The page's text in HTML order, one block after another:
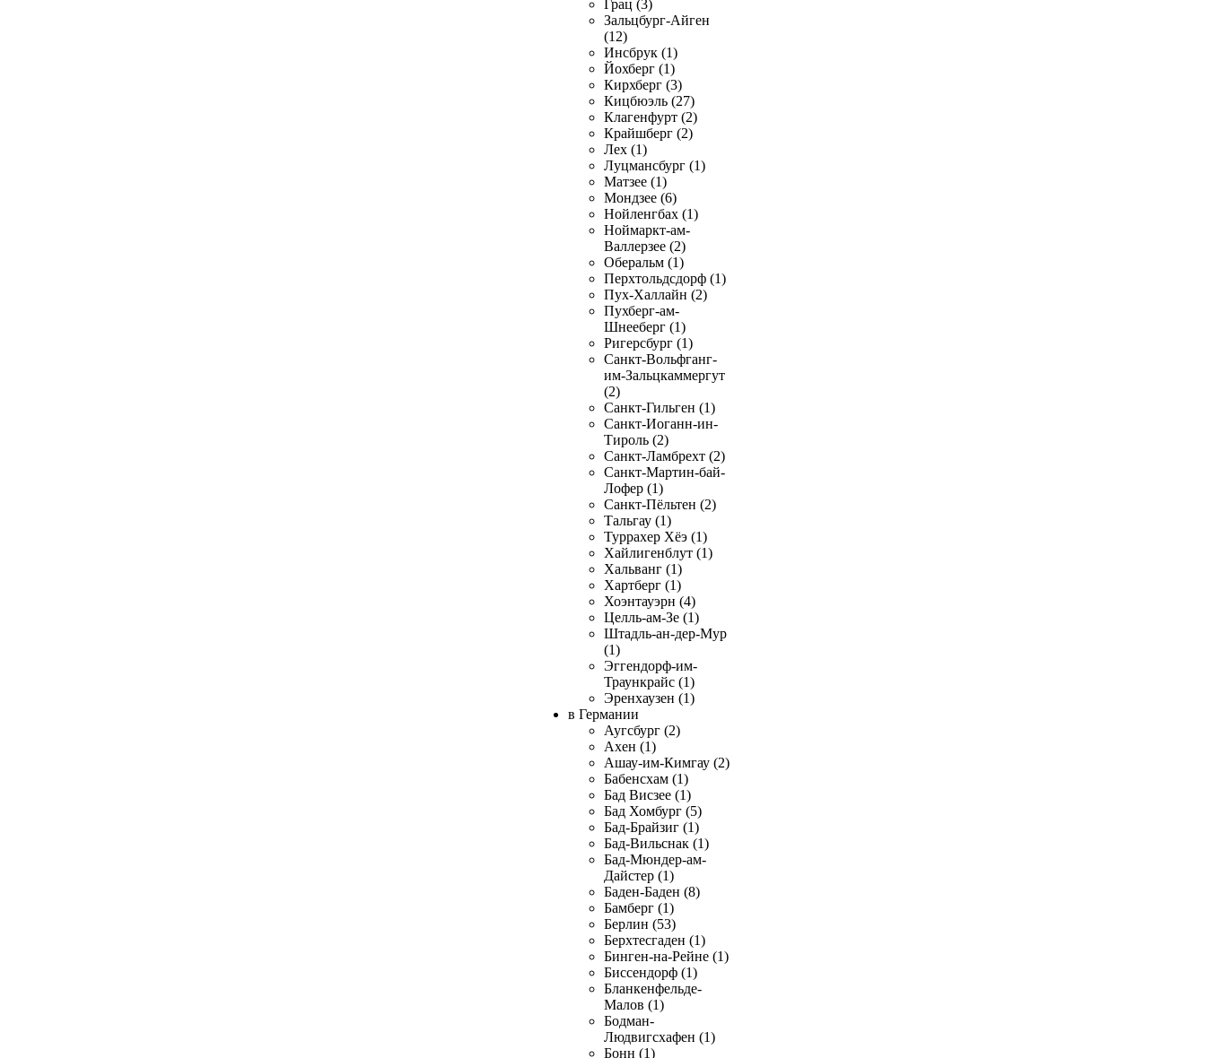
Грац (3)
Зальцбург-Айген
(12)
Инсбрук (1)
Йохберг (1)
Кирхберг (3)
Кицбюэль (27)
Клагенфурт (2)
Крайшберг (2)
Лех (1)
Луцмансбург (1)
Матзее (1)
Мондзее (6)
Нойленгбах (1)
Ноймаркт-ам-
Валлерзее (2)
Оберальм (1)
Перхтольдсдорф (1)
Пух-Халлайн (2)
Пухберг-ам-
Шнееберг (1)
Ригерсбург (1)
Санкт-Вольфганг-
им-Зальцкаммергут
(2)
Санкт-Гильген (1)
Санкт-Иоганн-ин-
Тироль (2)
Санкт-Ламбрехт (2)
Санкт-Мартин-бай-
Лофер (1)
Санкт-Пёльтен (2)
Тальгау (1)
Туррахер Хёэ (1)
Хайлигенблут (1)
Хальванг (1)
Хартберг (1)
Хоэнтауэрн (4)
Целль-ам-Зе (1)
Штадль-ан-дер-Мур
(1)
Эггендорф-им-
Траункрайс (1)
Эренхаузен (1)
в Германии
Аугсбург (2)
Ахен (1)
Ашау-им-Кимгау (2)
Бабенсхам (1)
Бад Висзее (1)
Бад Хомбург (5)
Бад-Брайзиг (1)
Бад-Вильснак (1)
Бад-Мюндер-ам-
Дайстер (1)
Баден-Баден (8)
Бамберг (1)
Берлин (53)
Берхтесгаден (1)
Бинген-на-Рейне (1)
Биссендорф (1)
Бланкенфельде-
Малов (1)
Бодман-
Людвигсхафен (1)
Бонн (1)